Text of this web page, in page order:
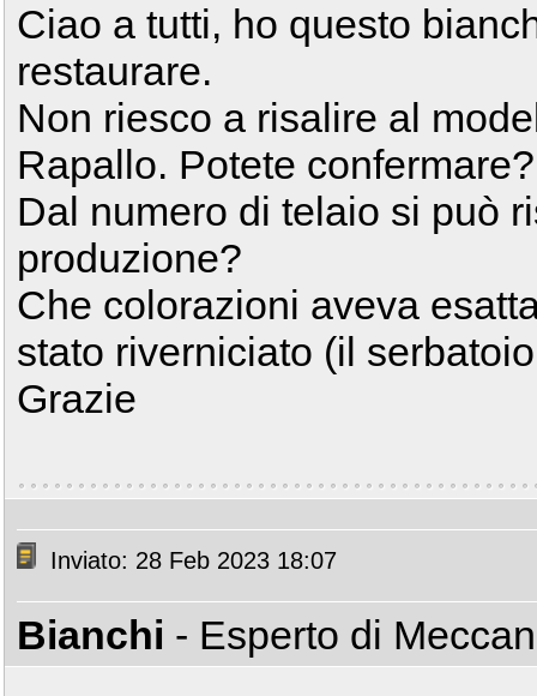
Ciao a tutti, ho questo
restaurare.
Non riesco a risalire al
Rapallo. Potete confermare?
Dal numero di telaio si può
produzione?
Che colorazioni aveva
stato riverniciato (il
Grazie
Inviato: 28 Feb 2023 18:07
Bianchi - Esperto di